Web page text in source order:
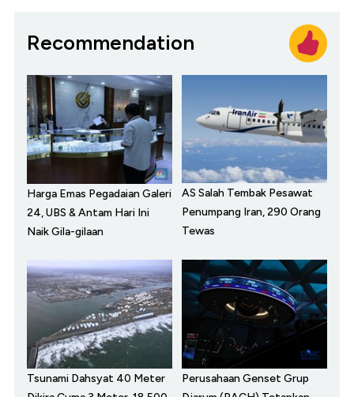
Recommendation
Harga Emas Pegadaian Galeri
24, UBS & Antam Hari Ini
Naik Gila-gilaan
AS Salah Tembak Pesawat
Penumpang Iran, 290 Orang
Tewas
Tsunami Dahsyat 40 Meter
Perusahaan Genset Grup